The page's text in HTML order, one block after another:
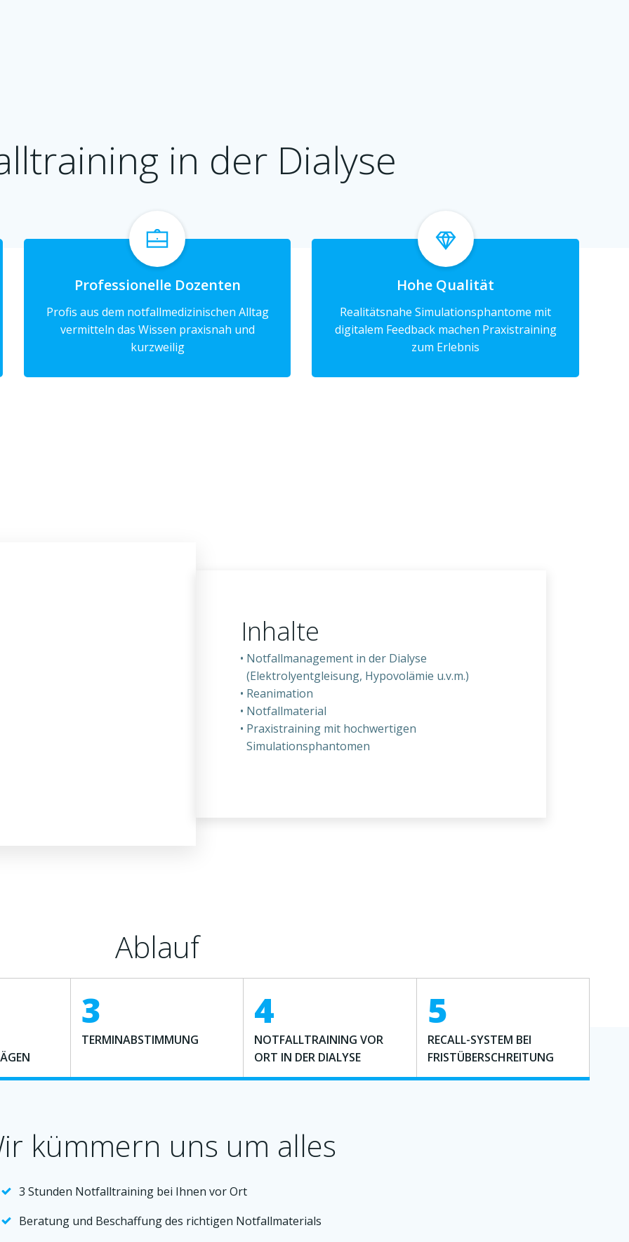
in der Dialyse
Professionelle Dozenten
Profis aus dem notfallmedizinischen Alltag
vermitteln das Wissen praxisnah und
kurzweilig
Hohe Qualität
Realitätsnahe Simulationsphantome mit
digitalem Feedback machen Praxistraining
zum Erlebnis
Inhalte
Notfallmanagement in der Dialyse
(Elektrolyentgleisung, Hypovolämie u.v.m.)
Reanimation
Notfallmaterial
Praxistraining mit hochwertigen
Simulationsphantomen
Ablauf
3
TERMINABSTIMMUNG
4
NOTFALLTRAINING VOR
ORT IN DER DIALYSE
5
RECALL-SYSTEM BEI
FRISTÜBERSCHREITUNG
kümmern uns um alles
3 Stunden Notfalltraining bei Ihnen vor Ort
Beratung und Beschaffung des richtigen Notfallmaterials